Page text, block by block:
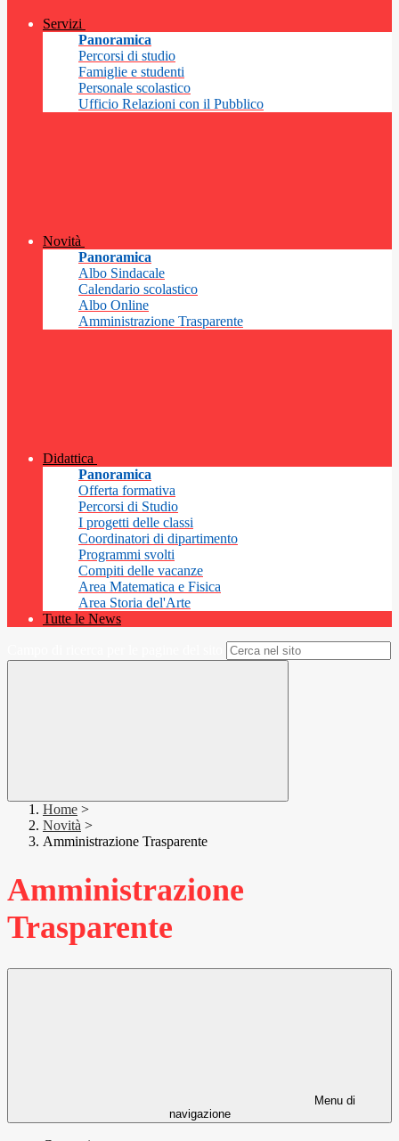
Servizi
Panoramica
Percorsi di studio
Famiglie e studenti
Personale scolastico
Ufficio Relazioni con il Pubblico
Novità
Panoramica
Albo Sindacale
Calendario scolastico
Albo Online
Amministrazione Trasparente
Didattica
Panoramica
Offerta formativa
Percorsi di Studio
I progetti delle classi
Coordinatori di dipartimento
Programmi svolti
Compiti delle vacanze
Area Matematica e Fisica
Area Storia del'Arte
Tutte le News
Home >
Novità >
Amministrazione Trasparente
Amministrazione
Trasparente
Menu di
navigazione